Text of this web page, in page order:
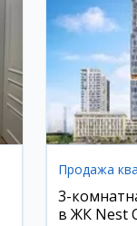
Продажа
3-
в ЖК Nest